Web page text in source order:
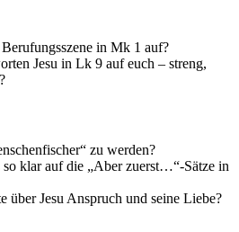
in Mk 1 auf?
Jesu in Lk 9 auf euch – streng,
zu werden?
so klar auf die „Aber zuerst…“-Sätze in
über Jesu Anspruch und seine Liebe?